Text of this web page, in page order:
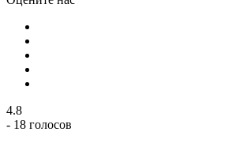
4.8
- 18 голосов